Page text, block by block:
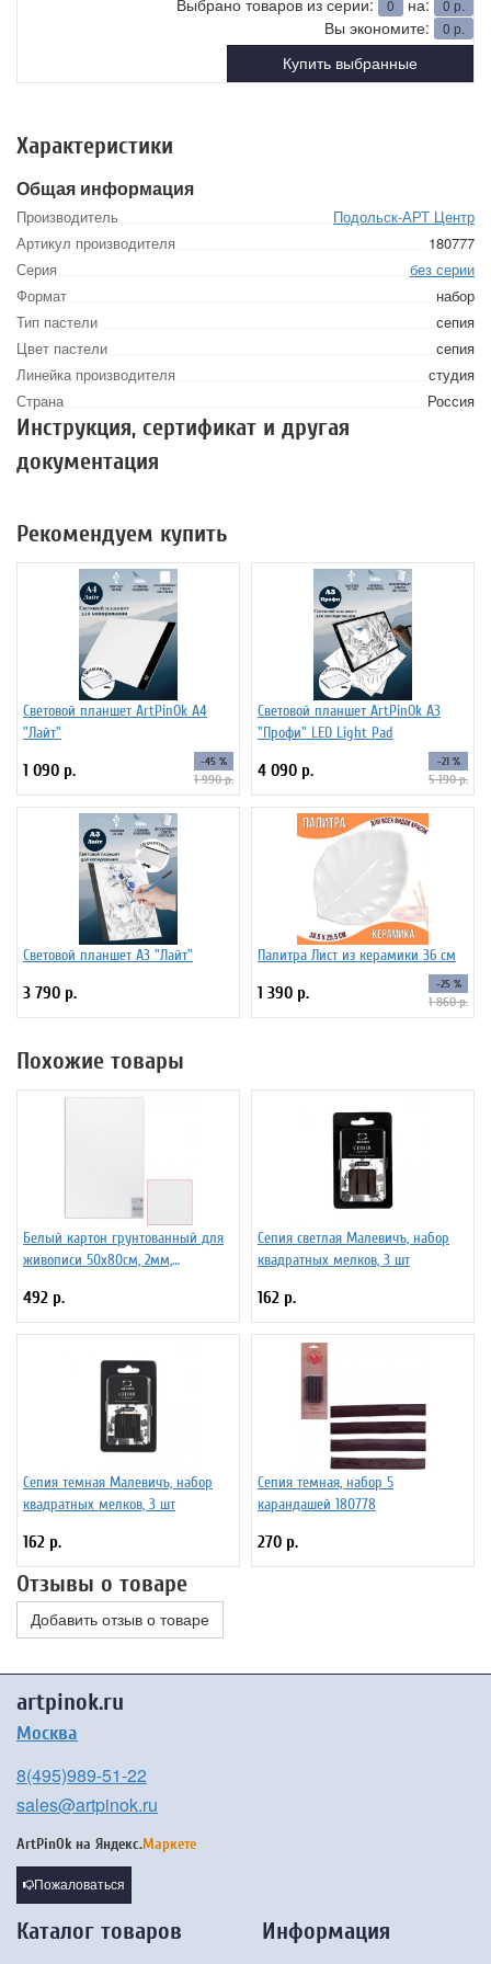
Выбрано товаров из серии: 0 на: 0 р.
Вы экономите: 0 р.
Купить выбранные
Характеристики
Общая информация
Производитель
Подольск-АРТ Центр
Артикул производителя
180777
Серия
без серии
Формат
набор
Тип пастели
сепия
Цвет пастели
сепия
Линейка производителя
студия
Страна
Россия
Инструкция, сертификат и другая
документация
Рекомендуем купить
Световой планшет ArtPinOk А4
"Лайт"
1 090 р. -45 %
1 990 р.
Световой планшет ArtPinOk А3
"Профи" LED Light Pad
4 090 р. -21 %
5 190 р.
Световой планшет А3 "Лайт"
3 790 р.
Палитра Лист из керамики 36 см
1 390 р. -25 %
1 860 р.
Похожие товары
Белый картон грунтованный для
живописи 50х80см, 2мм,
492 р.
Сепия светлая Малевичъ, набор
квадратных мелков, 3 шт
162 р.
Сепия темная Малевичъ, набор
квадратных мелков, 3 шт
162 р.
Сепия темная, набор 5
карандашей 180778
270 р.
Отзывы о товаре
Добавить отзыв о товаре
artpinok.ru
Москва
8(495)989-51-22
sales@artpinok.ru
ArtPinOk на Яндекс.Маркете
Пожаловаться
Каталог товаров Информация